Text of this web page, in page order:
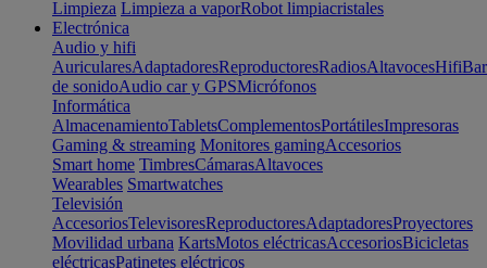
Limpieza Limpieza a vaporRobot limpiacristales
Electrónica
Audio y hifi
AuricularesAdaptadoresReproductoresRadiosAltavocesHifi
de sonidoAudio car y GPSMicrófonos
Informática
AlmacenamientoTabletsComplementosPortátilesImpresoras
Gaming & streaming Monitores gamingAccesorios
Smart home TimbresCámarasAltavoces
Wearables Smartwatches
Televisión
AccesoriosTelevisoresReproductoresAdaptadoresProyectores
Movilidad urbana KartsMotos eléctricasAccesoriosBicicletas
eléctricasPatinetes eléctricos